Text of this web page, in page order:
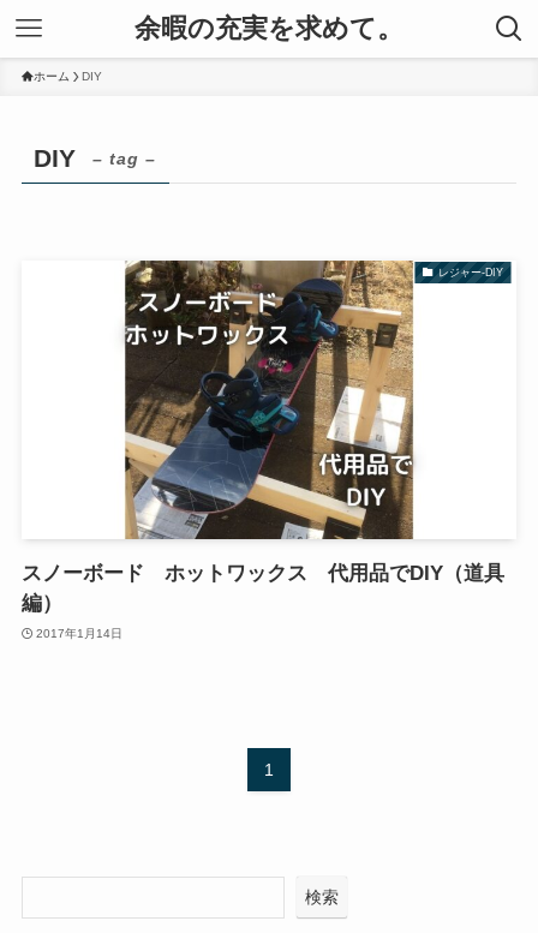
余暇の充実を求めて。
ホーム DIY
DIY – tag –
レジャー-DIY
スノーボード ホットワックス 代用品でDIY（道具
編）
2017年1月14日
1
検索